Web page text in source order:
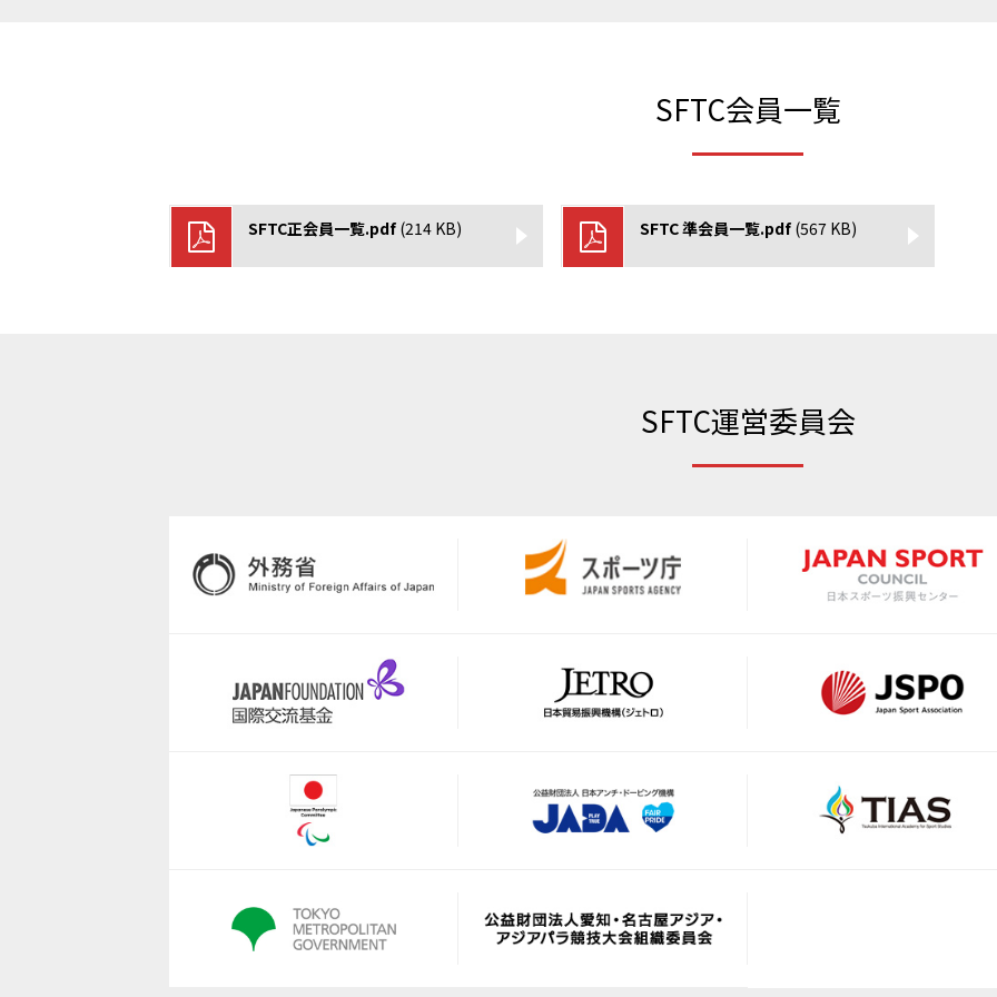
https://
https://jppf.jp https://fencing-jpn.jp/
https://
https://saga-asia-
https://nextstairs.co.jp https://nvpjapan.or.jp/
SFTC会員一覧
SFTC正会員一覧.pdf (214 KB) SFTC 準会員一覧.pdf (567 KB)
SFTC運営委員会